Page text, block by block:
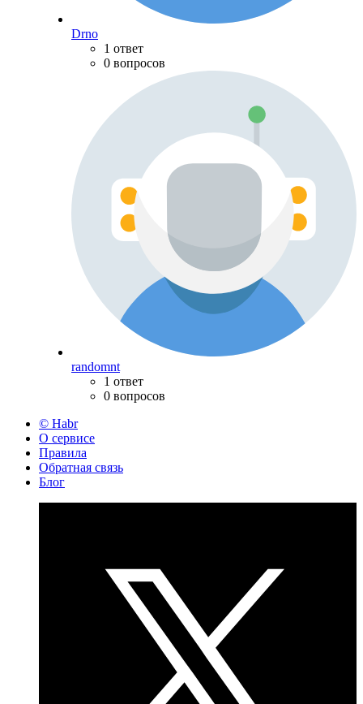
Drno
1 ответ
0 вопросов
randomnt
1 ответ
0 вопросов
© Habr
О сервисе
Правила
Обратная связь
Блог